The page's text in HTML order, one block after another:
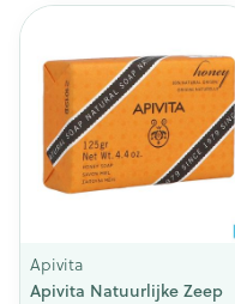
Apivita
Apivita Natuurlijke Zeep